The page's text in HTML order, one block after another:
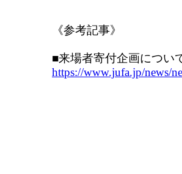
《参考記事》
■来場者寄付企画につい
https://www.jufa.jp/news/